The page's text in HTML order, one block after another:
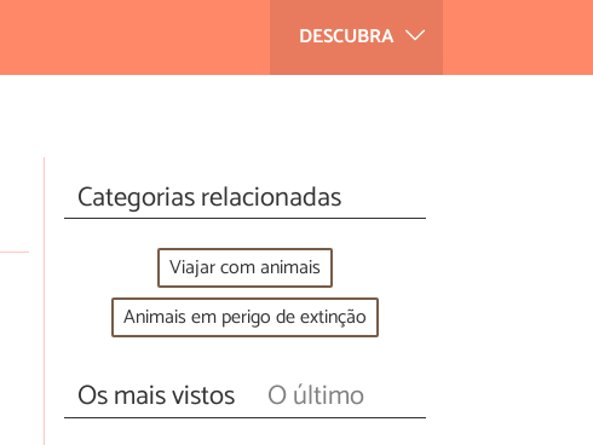
DESCUBRA
Categorias relacionadas
Viajar com animais
Animais em perigo de extinção
Os mais vistos O último